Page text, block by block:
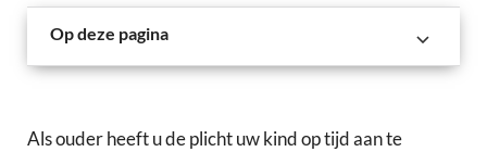
Op deze pagina
Als ouder heeft u de plicht uw kind op tijd aan te